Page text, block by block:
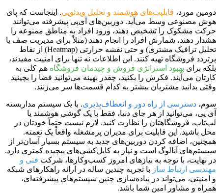
دومین مورد، قابلیت‌های هوشمند و تحلیل ویدئویی. اینجاست که پای
هوش مصنوعی وسط می‌آید. دوربین‌های آی‌پی پیشرفته می‌توانند
حرکت مشکوک را تشخیص دهند، ورود افراد به مناطق ممنوعه را
هشدار دهند، شمارش افراد را انجام دهند (مثلاً برای مدیریت صف یا
تحلیل ترافیک مشتری) و حتی نقشه حرارتی (Heatmap) از نقاط
پرتردد فروشگاه تهیه کنند. این اطلاعات نه تنها برای امنیت مفیدند،
بلکه برای بهبود استراتژی فروش و چیدمان فروشگاه هم کلی به
کارتان می‌آیند. فکرش را بکنید، چقدر بهینه می‌توانید فضا را بچینید
وقتی بدانید مشتریان بیشتر به کدام قسمت‌ها سر می‌زنند.
سوم، دسترسی از راه دور و انعطاف‌پذیری. با یک سیستم مداربسته
آی پی، می‌توانید از هر جای دنیا، فقط با یک گوشی هوشمند یا
لپ‌تاپ، فروشگاهتان را نظارت کنید. لازم نیست حتماً خودتان در
محل باشید. این قابلیت برای مدیران پرمشغله واقعاً یک نعمته.
همچنین، اضافه کردن دوربین‌های جدید به سیستم بسیار آسان‌تر از
سیستم‌های آنالوگ است و نیاز به کابل‌کشی‌های پیچیده کمتری دارد.
در نهایت، با توجه به نیازهای امروز کسب‌وکارها، شرکت فنی و
مهندسی ارتباط ساز با تجربه چندین ساله در ارائه راهکارهای شبکه
و امنیتی، می‌تواند در پیاده‌سازی چنین سیستم‌های پیشرفته‌ای،
همراه و مشاور امین شما باشد.